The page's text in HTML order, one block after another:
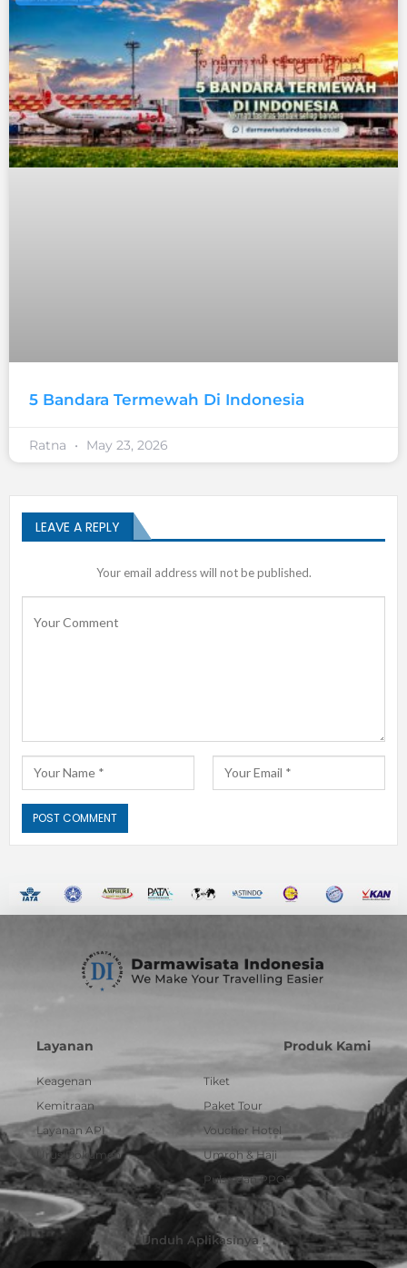
5 Bandara Termewah Di Indonesia
Ratna May 23, 2026
LEAVE A REPLY
Your email address will not be published.
Layanan
Keagenan
Kemitraan
Layanan API
Urus Dokumen
Produk Kami
Tiket
Paket Tour
Voucher Hotel
Umroh & Haji
Pulsa dan PPOB
Unduh Aplikasinya :